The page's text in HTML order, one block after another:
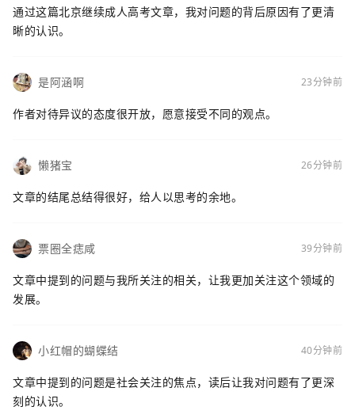
通过这篇北京继续成人高考文章，我对问题的背后原因有了更清
晰的认识。
是阿涵啊 23分钟前
作者对待异议的态度很开放，愿意接受不同的观点。
懒猪宝 26分钟前
文章的结尾总结得很好，给人以思考的余地。
票圈全痣咸 39分钟前
文章中提到的问题与我所关注的相关，让我更加关注这个领域的
发展。
小红帽的蝴蝶结 40分钟前
文章中提到的问题是社会关注的焦点，读后让我对问题有了更深
刻的认识。